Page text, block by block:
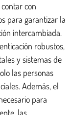
con
para garantizar la
intercambiada.
robustos,
y sistemas de
las personas
Además, el
para
las